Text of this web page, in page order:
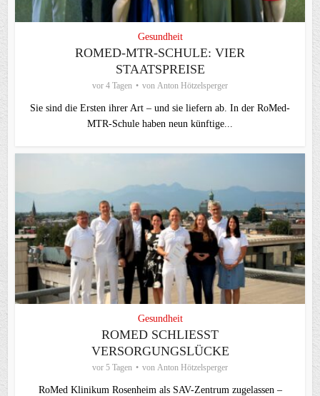
Gesundheit
ROMED-MTR-SCHULE: VIER
STAATSPREISE
vor 4 Tagen von Anton Hötzelsperger
Sie sind die Ersten ihrer Art – und sie liefern ab. In der RoMed-
MTR-Schule haben neun künftige...
Gesundheit
ROMED SCHLIESST V
ERSORGUNGSLÜCKE
vor 5 Tagen von Anton Hötzelsperger
RoMed Klinikum Rosenheim als SAV-Zentrum zugelassen –